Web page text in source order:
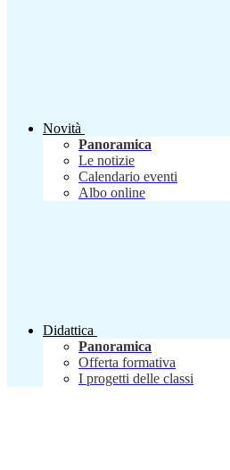
Novità
Panoramica
Le notizie
Calendario eventi
Albo online
Didattica
Panoramica
Offerta formativa
I progetti delle classi